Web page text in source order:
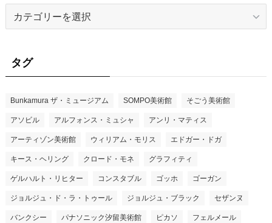
ー
タグ
Bunkamura ザ・ミュージアム SOMPO美術館 そごう美術館
アソビル アルフォンス・ミュシャ アンリ・マティス
アーティゾン美術館 ウィリアム・モリス エドガー・ドガ
キース・ヘリング クロード・モネ グラフィティ
ゲルハルト・リヒター コンスタブル ゴッホ ゴーガン
ジョルジュ・ド・ラ・トゥール ジョルジュ・ブラック セザンヌ
バンクシー パナソニック汐留美術館 ピカソ フェルメール